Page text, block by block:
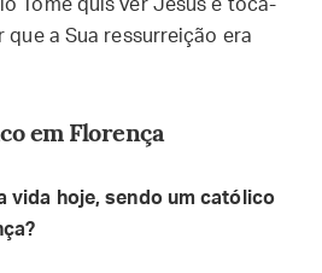
Tomé quis ver Jesus e tocá-
que a Sua ressurreição era
em Florença
vida hoje, sendo um católico